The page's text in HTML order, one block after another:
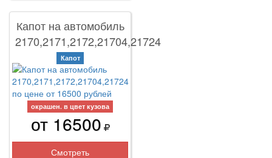
Капот на автомобиль
2170,2171,2172,21704,21724
Капот
окрашен. в цвет кузова
от 16500
Смотреть